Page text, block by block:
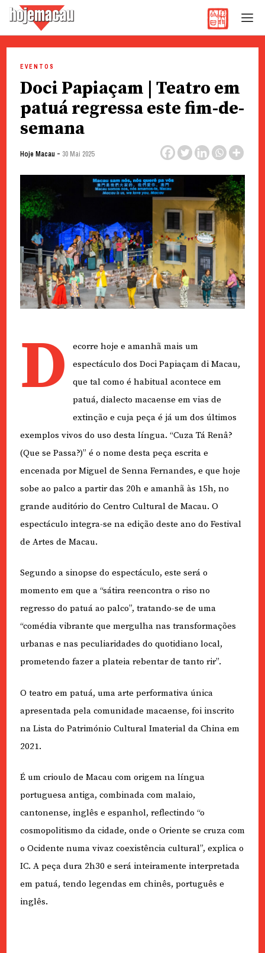
content
EVENTOS
Doci Papiaçam | Teatro em
patuá regressa este fim-de-
semana
Hoje Macau - 30 Mai 2025
D
ecorre hoje e amanhã mais um
espectáculo dos Doci Papiaçam di Macau,
que tal como é habitual acontece em
patuá, dialecto macaense em vias de
extinção e cuja peça é já um dos últimos
exemplos vivos do uso desta língua. “Cuza Tá Renâ?
(Que se Passa?)” é o nome desta peça escrita e
encenada por Miguel de Senna Fernandes, e que hoje
sobe ao palco a partir das 20h e amanhã às 15h, no
grande auditório do Centro Cultural de Macau. O
espectáculo integra-se na edição deste ano do Festival
de Artes de Macau.
Segundo a sinopse do espectáculo, este será o
momento em que a “sátira reencontra o riso no
regresso do patuá ao palco”, tratando-se de uma
“comédia vibrante que mergulha nas transformações
urbanas e nas peculiaridades do quotidiano local,
prometendo fazer a plateia rebentar de tanto rir”.
O teatro em patuá, uma arte performativa única
apresentada pela comunidade macaense, foi inscrito
na Lista do Património Cultural Imaterial da China em
2021.
É um crioulo de Macau com origem na língua
portuguesa antiga, combinada com malaio,
cantonense, inglês e espanhol, reflectindo “o
cosmopolitismo da cidade, onde o Oriente se cruza com
o Ocidente numa vivaz coexistência cultural”, explica o
IC. A peça dura 2h30 e será inteiramente interpretada
em patuá, tendo legendas em chinês, português e
inglês.